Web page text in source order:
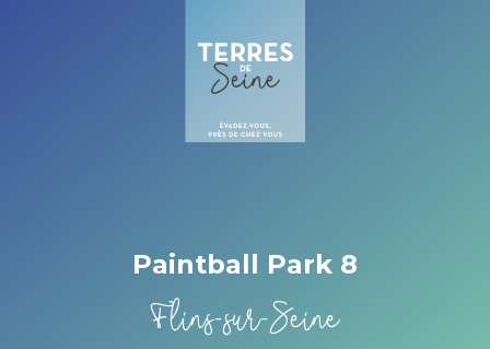
Paintball Park 8
Flins-sur-Seine